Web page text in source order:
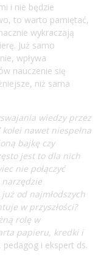
i nie będzie
to warto pamiętać,
wykraczają
Już samo
wpływa
nauczenie się
niż sama
wiedzy przez
nawet niespełna
bajkę czy
jest to dla nich
nie połączyć
narzędzie
od najmłodszych
w przyszłości?
rolę w
papieru, kredki i
i ekspert ds.